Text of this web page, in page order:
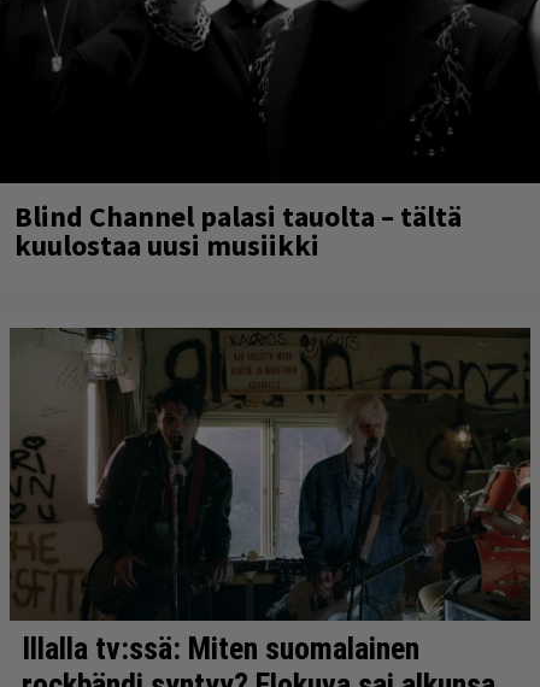
Blind Channel palasi tauolta – tältä
kuulostaa uusi musiikki